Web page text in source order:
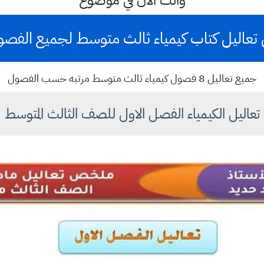
كتاب كيمياء ثالث متوسط لجميع
جميع تعاليل 8 فصول كيمياء ثالث متوسط مرتبه حسب الفصول
تعاليل الكيمياء الفصل الاول للصف الثالث المتوسط